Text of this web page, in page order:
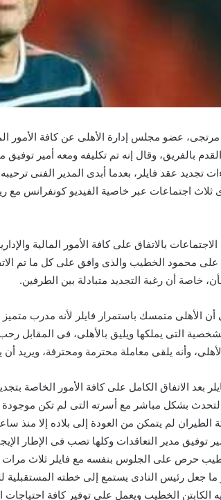
عضو مجلس إدارة الأهلى عن كافة الأمور
بالفريق، وقال إنه تم تكليفه ومعه أمير
تجديد عقد فايلر، بعدما أبدى المدير الفنى
ثلاث اجتماعات عبر خاصية الفيديو كونفرانس مع
بالاتفاق على كافة الأمور المالية
على محمود الخطيب والذى وافق على كل ما تم
خاصة أن رغبة التجديد متبادلة بين الطرفين.
الأهلى متمسك باستمرار فايلر لأنه مدرب
التى يملكها ويليق بالأهلى، فى المقابل
وأنه يلقى معاملة محترمة ومحترفة، ويريد
بعد الاتفاق الكامل على كافة الأمور الخاصة
التحدث بشكل مباشر مع أسرته التى لم تكن
الطيران لم يتمكن من العودة إلى بلاده إلا
توفيق مدير التعاقدات وكلها تصب فى الإطار
حرص على الجلوس بنفسه مع فايلر ثلاث مرات
ما جعل رئيس النادى يستمع إلى خطته المستقبلية
الكابتن الخطيب ويعمل على توفير كافة